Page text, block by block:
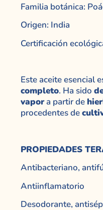
Familia botánica:
Origen: India
Certificación
Este aceite esencial
completo. Ha sido
vapora partir de
procedentes de
PROPIEDADES
Antibacteriano,
Antiinflamatorio
Desodorante,